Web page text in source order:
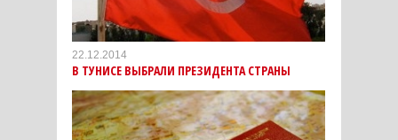
22.12.2014
В ТУНИСЕ ВЫБРАЛИ ПРЕЗИДЕНТА СТРАНЫ